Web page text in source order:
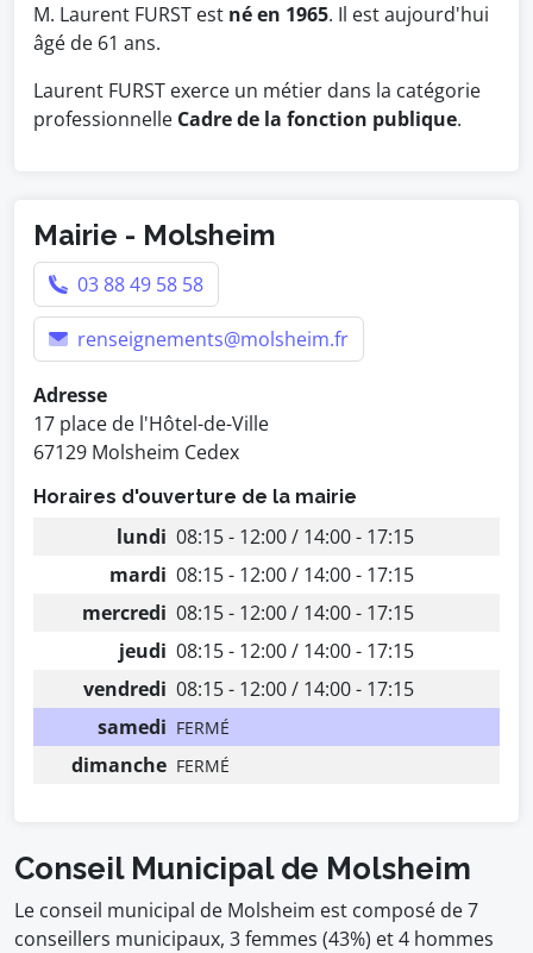
M. Laurent FURST est né en 1965. Il est aujourd'hui
âgé de 61 ans.
Laurent FURST exerce un métier dans la catégorie
professionnelle Cadre de la fonction publique.
Mairie - Molsheim
03 88 49 58 58
renseignements@molsheim.fr
Adresse
17 place de l'Hôtel-de-Ville
67129 Molsheim Cedex
Horaires d'ouverture de la mairie
lundi 08:15 - 12:00 / 14:00 - 17:15
mardi 08:15 - 12:00 / 14:00 - 17:15
mercredi 08:15 - 12:00 / 14:00 - 17:15
jeudi 08:15 - 12:00 / 14:00 - 17:15
vendredi 08:15 - 12:00 / 14:00 - 17:15
samedi FERMÉ
dimanche FERMÉ
Conseil Municipal de Molsheim
Le conseil municipal de Molsheim est composé de 7
conseillers municipaux, 3 femmes (43%) et 4 hommes